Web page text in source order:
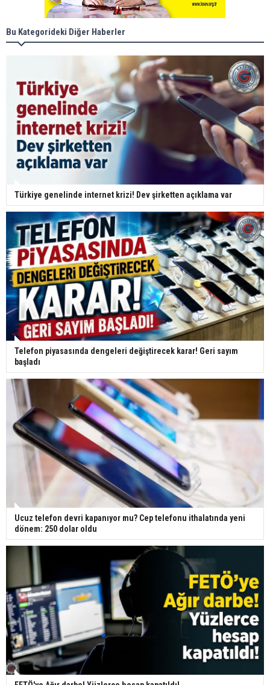
Bu Kategorideki Diğer Haberler
Türkiye genelinde internet krizi! Dev şirketten açıklama var
Telefon piyasasında dengeleri değiştirecek karar! Geri sayım
başladı
Ucuz telefon devri kapanıyor mu? Cep telefonu ithalatında yeni
dönem: 250 dolar oldu